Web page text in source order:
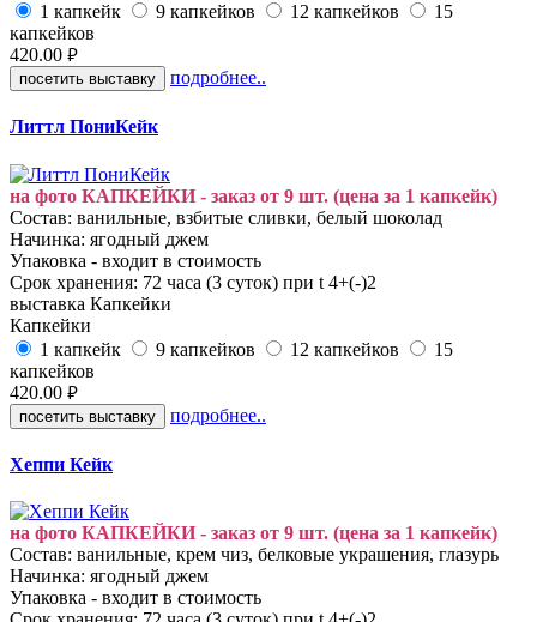
1 капкейк
9 капкейков 12 капкейков
15
капкейков
420.00 руб.
посетить выставку подробнее..
Литтл ПониКейк
на фото КАПКЕЙКИ - заказ от 9 шт. (цена за 1 капкейк)
Состав: ванильные, взбитые сливки, белый шоколад
Начинка: ягодный джем
Упаковка - входит в стоимость
Срок хранения: 72 часа (3 суток) при t 4+(-)2
выставка Капкейки
Капкейки
1 капкейк
9 капкейков 12 капкейков
15
капкейков
420.00 руб.
посетить выставку подробнее..
Хеппи Кейк
на фото КАПКЕЙКИ - заказ от 9 шт. (цена за 1 капкейк)
Состав: ванильные, крем чиз, белковые украшения, глазурь
Начинка: ягодный джем
Упаковка - входит в стоимость